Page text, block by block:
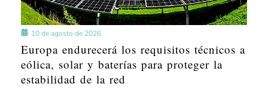
10 de agosto de 2026
Europa endurecerá los requisitos técnicos a
eólica, solar y baterías para proteger la
estabilidad de la red